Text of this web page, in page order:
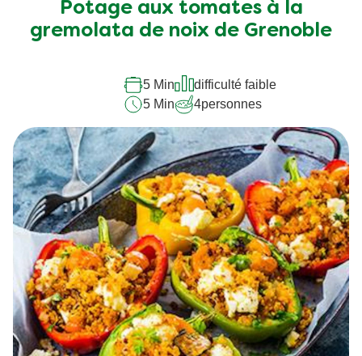
soumise
pour
Potage aux tomates à la
gremolata de noix de Grenoble
5 Min
difficulté faible
5 Min
4personnes